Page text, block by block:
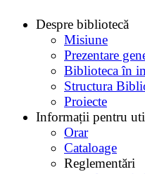
Despre bibliotecă
Misiune
Prezentare
Biblioteca în
Structura
Proiecte
Informații pentru
Orar
Cataloage
Reglementări